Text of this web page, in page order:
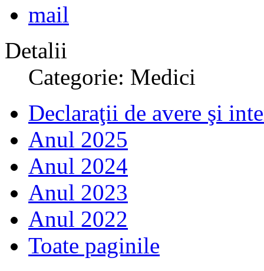
Detalii
Categorie: Medici
Declaraţii de avere şi
Anul 2025
Anul 2024
Anul 2023
Anul 2022
Toate paginile